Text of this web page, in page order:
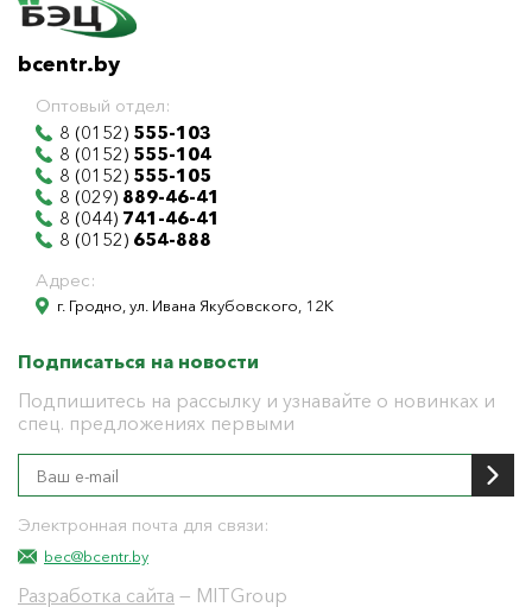
bcentr.by
Оптовый отдел:
8 (0152) 555-103
8 (0152) 555-104
8 (0152) 555-105
8 (029) 889-46-41
8 (044) 741-46-41
8 (0152) 654-888
Адрес:
г. Гродно, ул. Ивана Якубовского, 12К
Подписаться на новости
Подпишитесь на рассылку и узнавайте о новинках и
спец. предложениях первыми
Электронная почта для связи:
bec@bcentr.by
Разработка сайта — MITGroup